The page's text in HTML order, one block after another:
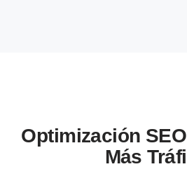
Optimización
Más